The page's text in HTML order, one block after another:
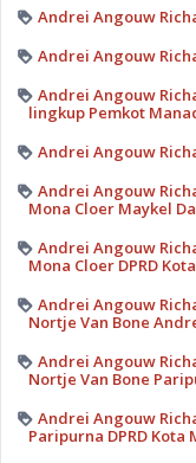
Andrei Angouw
Andrei Angouw
Andrei Angouw
lingkup Pemkot
Andrei Angouw
Andrei Angouw
Mona Cloer Maykel
Andrei Angouw
Mona Cloer DPRD
Andrei Angouw
Nortje Van Bone
Andrei Angouw
Nortje Van Bone
Andrei Angouw
Paripurna DPRD Kota